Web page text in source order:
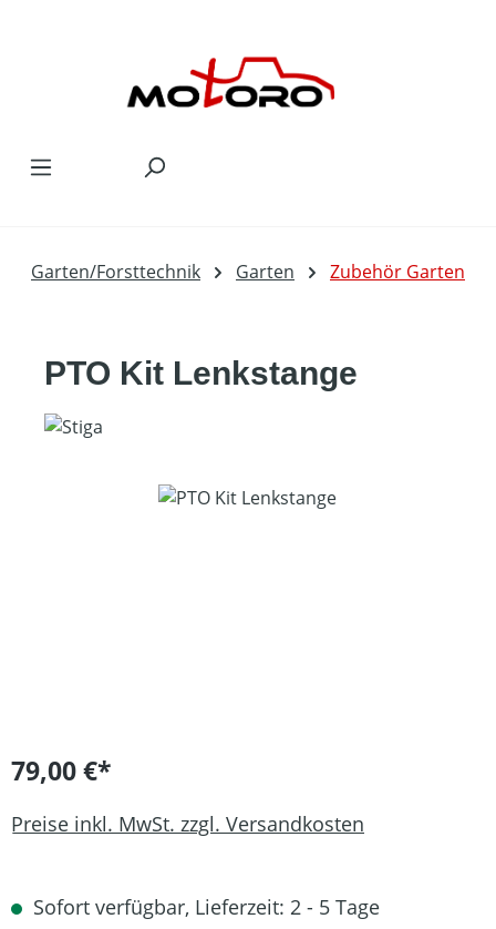
Garten/Forsttechnik Garten Zubehör Garten
PTO Kit Lenkstange
Bildergalerie überspringen
79,00 €*
Preise inkl. MwSt. zzgl. Versandkosten
Sofort verfügbar, Lieferzeit: 2 - 5 Tage